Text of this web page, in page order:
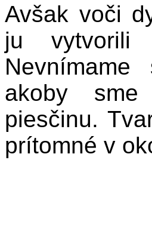
Avšak voči
ju vytvorili
akoby
piesčinu.
prítomné v